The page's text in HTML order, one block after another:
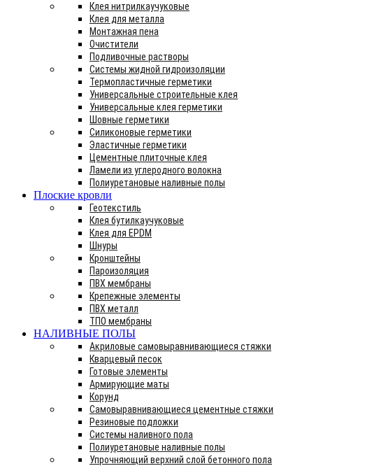
Клея нитрилкаучуковые
Клея для металла
Монтажная пена
Очистители
Подливочные растворы
Системы жидной гидроизоляции
Термопластичные герметики
Универсальные строительные клея
Универсальные клея герметики
Шовные герметики
Силиконовые герметики
Эластичные герметики
Цементные плиточные клея
Ламели из углеродного волокна
Полиуретановые наливные полы
Плоские кровли
Геотекстиль
Клея бутилкаучуковые
Клея для EPDM
Шнуры
Кронштейны
Пароизоляция
ПВХ мембраны
Крепежные элементы
ПВХ металл
ТПО мембраны
НАЛИВНЫЕ ПОЛЫ
Акриловые самовыравнивающиеся стяжки
Кварцевый песок
Готовые элементы
Армирующие маты
Корунд
Самовыравнивающиеся цементные стяжки
Резиновые подложки
Системы наливного пола
Полиуретановые наливные полы
Упрочняющий верхний слой бетонного пола